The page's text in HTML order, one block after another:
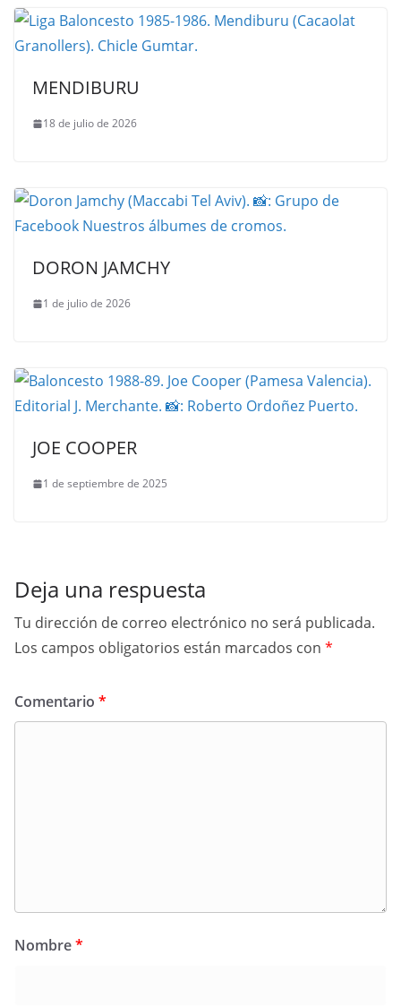
MENDIBURU
18 de julio de 2026
DORON JAMCHY
1 de julio de 2026
JOE COOPER
1 de septiembre de 2025
Deja una respuesta
Tu dirección de correo electrónico no será publicada.
Los campos obligatorios están marcados con *
Comentario *
Nombre*